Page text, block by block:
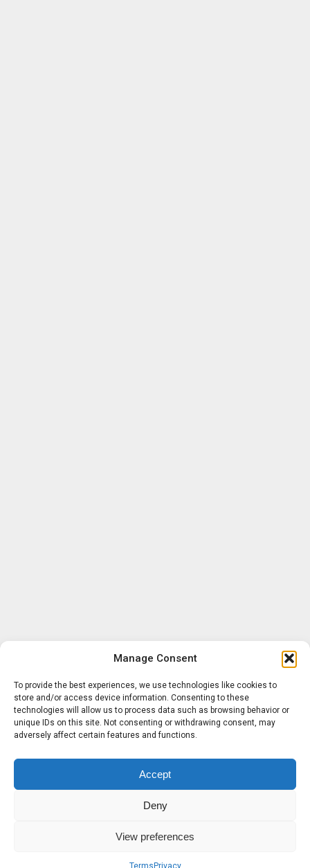
Manage Consent
To provide the best experiences, we use technologies like cookies to
store and/or access device information. Consenting to these
technologies will allow us to process data such as browsing behavior or
unique IDs on this site. Not consenting or withdrawing consent, may
adversely affect certain features and functions.
Accept
Deny
View preferences
Terms Privacy